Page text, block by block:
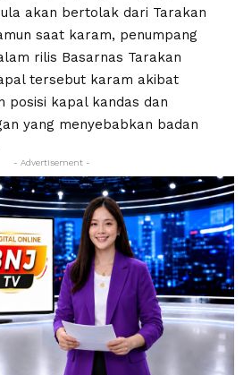
akan bertolak dari Tarakan
saat karam, penumpang
rilis Basarnas Tarakan
tersebut karam akibat
posisi kapal kandas dan
yang menyebabkan badan
- Advertisement -